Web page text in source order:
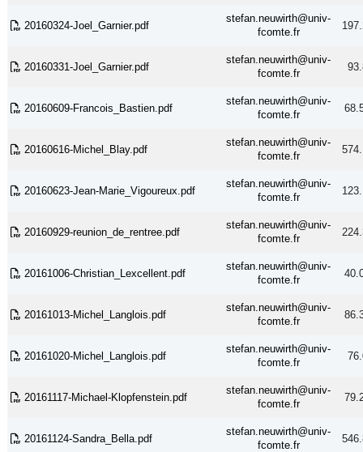
20160324-Joel_Garnier.pdf
stefan.neuwirth@univ-
fcomte.fr
20160331-Joel_Garnier.pdf
stefan.neuwirth@univ-
fcomte.fr
20160609-Francois_Bastien.pdf
stefan.neuwirth@univ-
fcomte.fr
20160616-Michel_Blay.pdf
stefan.neuwirth@univ-
fcomte.fr
20160623-Jean-Marie_Vigoureux.pdf
stefan.neuwirth@univ-
fcomte.fr
20160929-reunion_de_rentree.pdf
stefan.neuwirth@univ-
fcomte.fr
20161006-Christian_Lexcellent.pdf
stefan.neuwirth@univ-
fcomte.fr
20161013-Michel_Langlois.pdf
stefan.neuwirth@univ-
fcomte.fr
20161020-Michel_Langlois.pdf
stefan.neuwirth@univ-
fcomte.fr
20161117-Michael-Klopfenstein.pdf
stefan.neuwirth@univ-
fcomte.fr
20161124-Sandra_Bella.pdf
stefan.neuwirth@univ-
fcomte.fr